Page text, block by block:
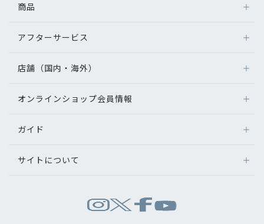
採用情報
商品
メガネ
サングラス
補聴器
グッズ・小物
アフターサービス
アフターサービス
メガネの不具合、修理について
補聴器に関するアフターサービス
店舗（国内・海外）
店舗検索
オンラインショップ会員情報
ログイン
ガイド
オンラインショップご利用ガイド
サイトについて